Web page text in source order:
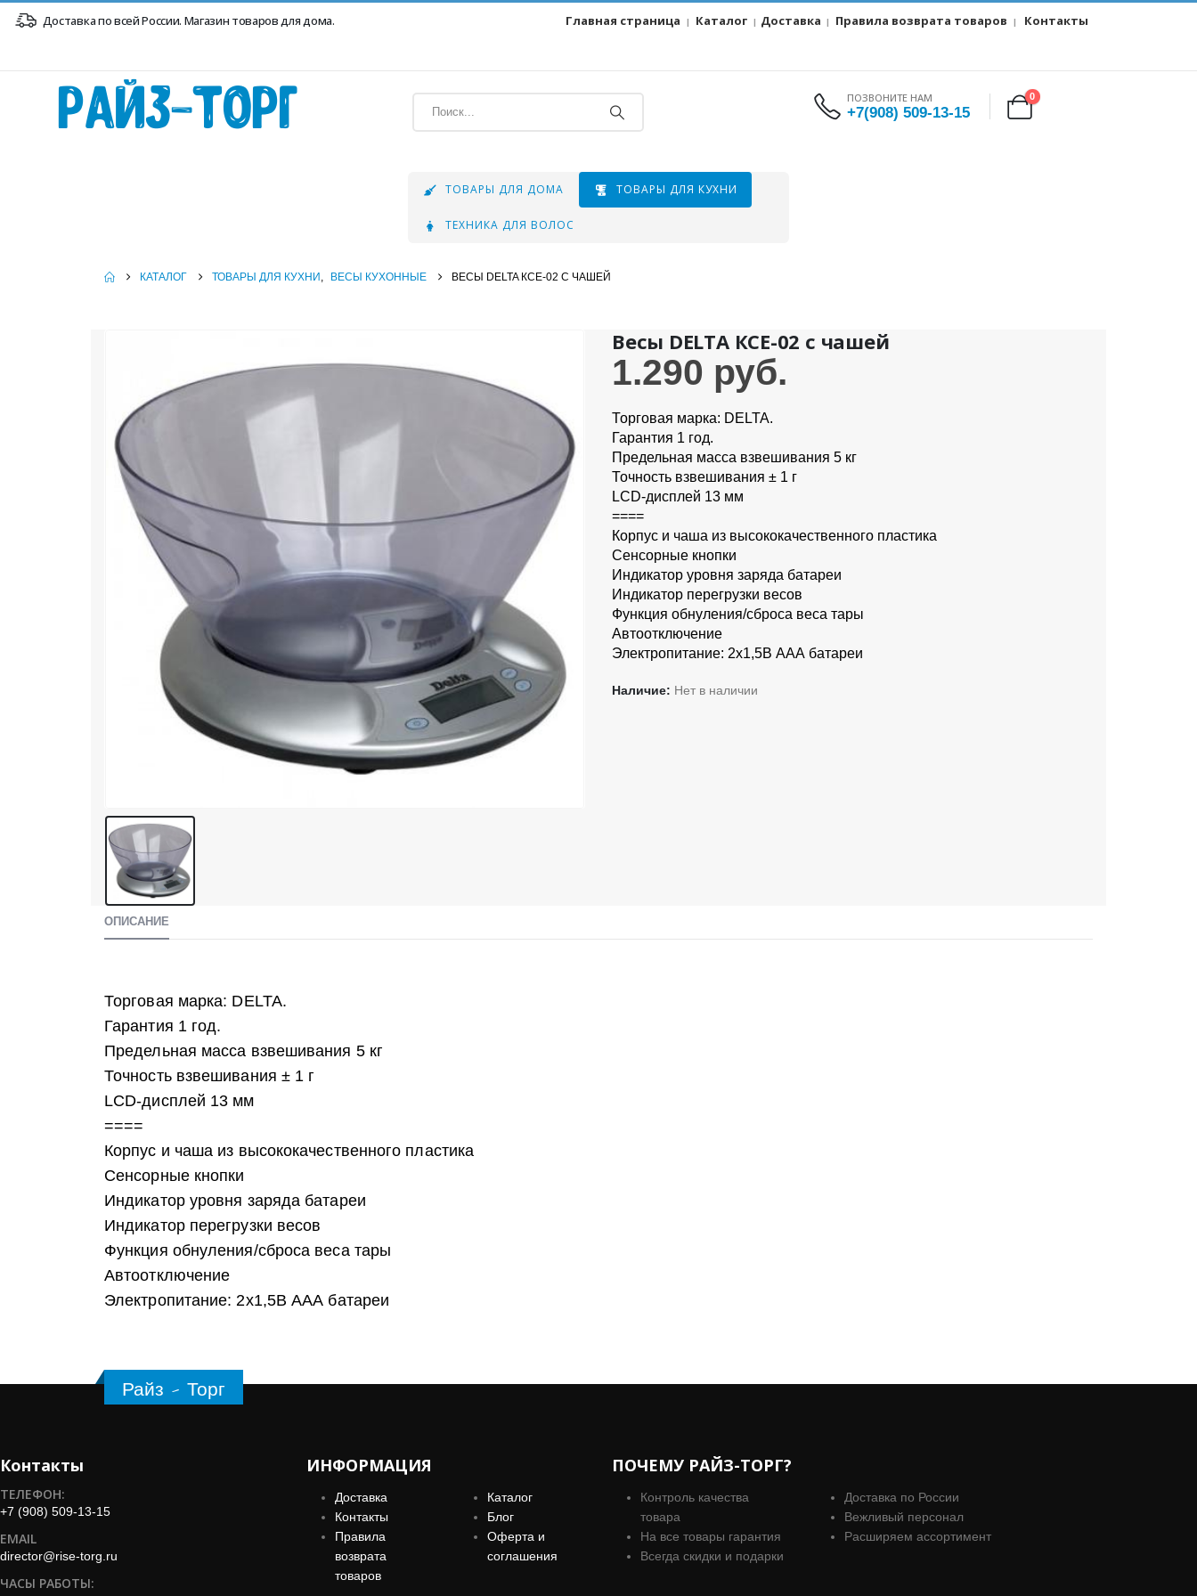
Доставка по всей России. Магазин товаров для дома. Главная страница | Каталог | Доставка | Правила возврата товаров | Контакты
Райз-Торг ПОЗВОНИТЕ НАМ
+7(908) 509-13-15
0
ТОВАРЫ ДЛЯ ДОМА ТОВАРЫ ДЛЯ КУХНИ
ТЕХНИКА ДЛЯ ВОЛОС
КАТАЛОГ ТОВАРЫ ДЛЯ КУХНИ , ВЕСЫ КУХОННЫЕ ВЕСЫ DELTA КСЕ-02 С ЧАШЕЙ
Весы DELTA КСЕ-02 с чашей
1.290 руб.
Торговая марка: DELTA.
Гарантия 1 год.
Предельная масса взвешивания 5 кг
Точность взвешивания ± 1 г
LCD-дисплей 13 мм
====
Корпус и чаша из высококачественного пластика
Сенсорные кнопки
Индикатор уровня заряда батареи
Индикатор перегрузки весов
Функция обнуления/сброса веса тары
Автоотключение
Электропитание: 2х1,5В ААА батареи
Наличие: Нет в наличии
ОПИСАНИЕ
Торговая марка: DELTA.
Гарантия 1 год.
Предельная масса взвешивания 5 кг
Точность взвешивания ± 1 г
LCD-дисплей 13 мм
====
Корпус и чаша из высококачественного пластика
Сенсорные кнопки
Индикатор уровня заряда батареи
Индикатор перегрузки весов
Функция обнуления/сброса веса тары
Автоотключение
Электропитание: 2х1,5В ААА батареи
Райз - Торг
Контакты
ТЕЛЕФОН:
+7 (908) 509-13-15
EMAIL
director@rise-torg.ru
ЧАСЫ РАБОТЫ:
ИНФОРМАЦИЯ
Доставка
Контакты
Правила
возврата
товаров
Каталог
Блог
Оферта и
соглашения
ПОЧЕМУ РАЙЗ-ТОРГ?
Контроль качества
товара
На все товары гарантия
Всегда скидки и подарки
Доставка по России
Вежливый персонал
Расширяем ассортимент